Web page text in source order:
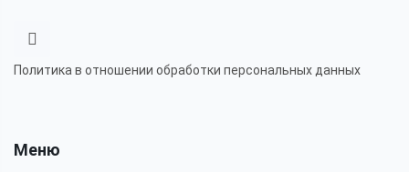
Политика в отношении обработки персональных данных
Меню